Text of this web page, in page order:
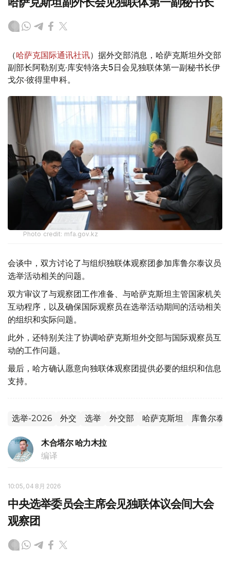
（哈萨克国际通讯社讯）据外交部消息，哈萨克斯坦外交部
副部长阿勒别克·库安特洛夫5日会见独联体第一副秘书长伊
戈尔·彼得里申科。
Photo credit: mfa.gov.kz
会谈中，双方讨论了与组织独联体观察团参加库鲁尔泰议员
选举活动相关的问题。
双方审议了与观察团工作准备、与哈萨克斯坦主管国家机关
互动程序，以及确保国际观察员在选举活动期间的活动相关
的组织和实际问题。
此外，还特别关注了协调哈萨克斯坦外交部与国际观察员互
动的工作问题。
最后，哈方确认愿意向独联体观察团提供必要的组织和信息
支持。
选举-2026 外交 选举 外交部 哈萨克斯坦 库鲁尔泰
木合塔尔 哈力木拉
编译
10:05, 04 8月 2026
中央选举委员会主席会见独联体议会间大会
观察团